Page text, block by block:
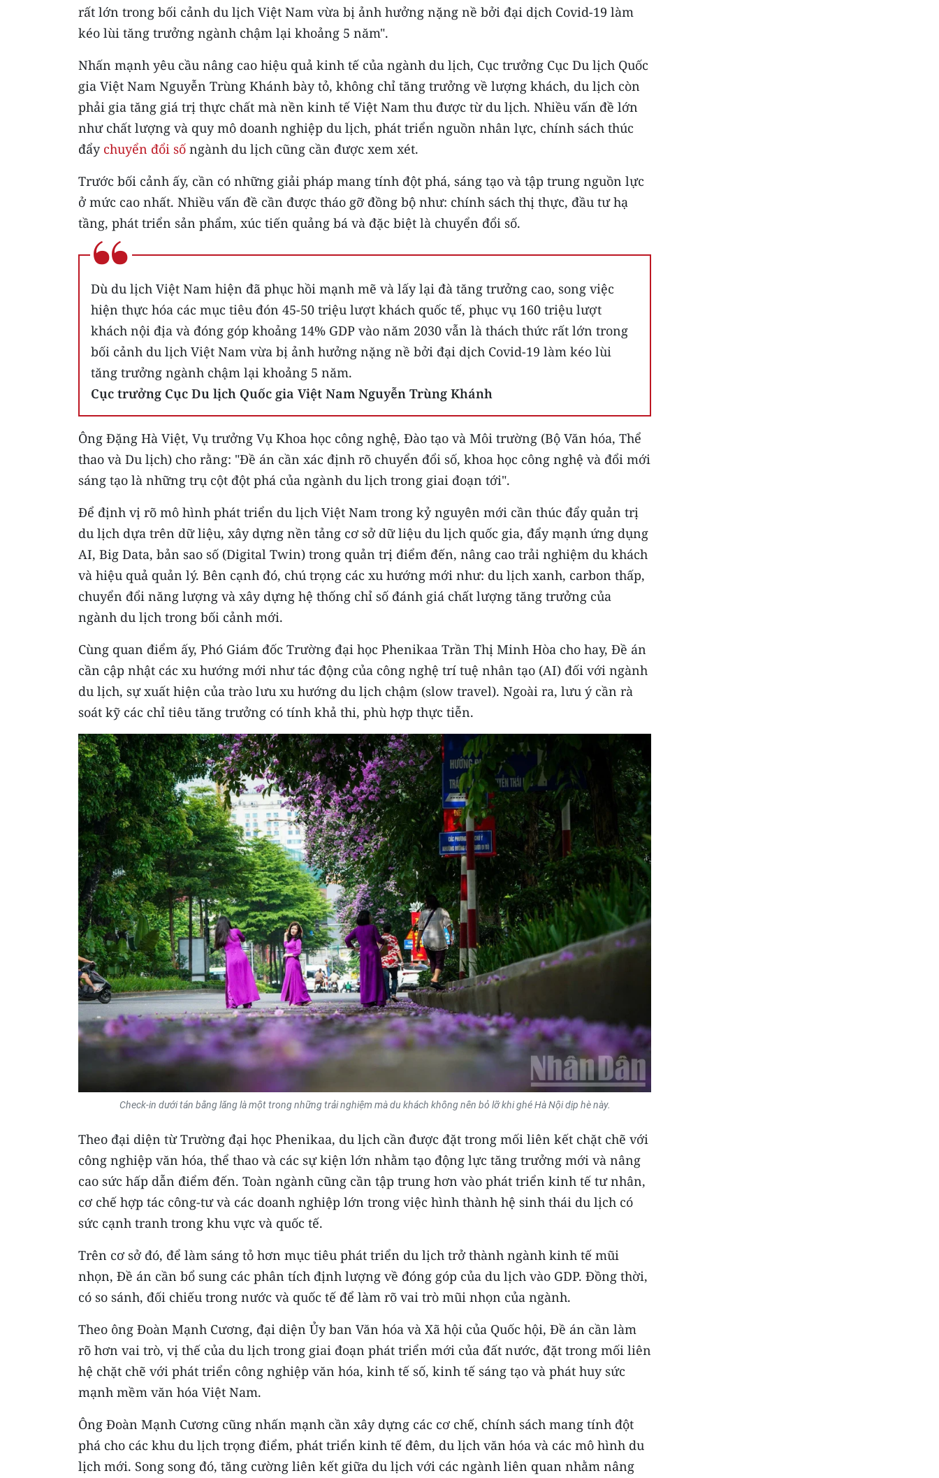
rất lớn trong bối cảnh du lịch Việt Nam vừa bị ảnh hưởng nặng nề bởi đại dịch Covid-19 làm
kéo lùi tăng trưởng ngành chậm lại khoảng 5 năm".
Nhấn mạnh yêu cầu nâng cao hiệu quả kinh tế của ngành du lịch, Cục trưởng Cục Du lịch Quốc
gia Việt Nam Nguyễn Trùng Khánh bày tỏ, không chỉ tăng trưởng về lượng khách, du lịch còn
phải gia tăng giá trị thực chất mà nền kinh tế Việt Nam thu được từ du lịch. Nhiều vấn đề lớn
như chất lượng và quy mô doanh nghiệp du lịch, phát triển nguồn nhân lực, chính sách thúc
đẩy chuyển đổi số ngành du lịch cũng cần được xem xét.
Trước bối cảnh ấy, cần có những giải pháp mang tính đột phá, sáng tạo và tập trung nguồn lực
ở mức cao nhất. Nhiều vấn đề cần được tháo gỡ đồng bộ như: chính sách thị thực, đầu tư hạ
tầng, phát triển sản phẩm, xúc tiến quảng bá và đặc biệt là chuyển đổi số.
Dù du lịch Việt Nam hiện đã phục hồi mạnh mẽ và lấy lại đà tăng trưởng cao, song việc
hiện thực hóa các mục tiêu đón 45-50 triệu lượt khách quốc tế, phục vụ 160 triệu lượt
khách nội địa và đóng góp khoảng 14% GDP vào năm 2030 vẫn là thách thức rất lớn trong
bối cảnh du lịch Việt Nam vừa bị ảnh hưởng nặng nề bởi đại dịch Covid-19 làm kéo lùi
tăng trưởng ngành chậm lại khoảng 5 năm.
Cục trưởng Cục Du lịch Quốc gia Việt Nam Nguyễn Trùng Khánh
Ông Đặng Hà Việt, Vụ trưởng Vụ Khoa học công nghệ, Đào tạo và Môi trường (Bộ Văn hóa, Thể
thao và Du lịch) cho rằng: "Đề án cần xác định rõ chuyển đổi số, khoa học công nghệ và đổi mới
sáng tạo là những trụ cột đột phá của ngành du lịch trong giai đoạn tới".
Để định vị rõ mô hình phát triển du lịch Việt Nam trong kỷ nguyên mới cần thúc đẩy quản trị
du lịch dựa trên dữ liệu, xây dựng nền tảng cơ sở dữ liệu du lịch quốc gia, đẩy mạnh ứng dụng
AI, Big Data, bản sao số (Digital Twin) trong quản trị điểm đến, nâng cao trải nghiệm du khách
và hiệu quả quản lý. Bên cạnh đó, chú trọng các xu hướng mới như: du lịch xanh, carbon thấp,
chuyển đổi năng lượng và xây dựng hệ thống chỉ số đánh giá chất lượng tăng trưởng của
ngành du lịch trong bối cảnh mới.
Cùng quan điểm ấy, Phó Giám đốc Trường đại học Phenikaa Trần Thị Minh Hòa cho hay, Đề án
cần cập nhật các xu hướng mới như tác động của công nghệ trí tuệ nhân tạo (AI) đối với ngành
du lịch, sự xuất hiện của trào lưu xu hướng du lịch chậm (slow travel). Ngoài ra, lưu ý cần rà
soát kỹ các chỉ tiêu tăng trưởng có tính khả thi, phù hợp thực tiễn.
Check-in dưới tán bằng lăng là một trong những trải nghiệm mà du khách không nên bỏ lỡ khi ghé Hà Nội dịp hè này.
Theo đại diện từ Trường đại học Phenikaa, du lịch cần được đặt trong mối liên kết chặt chẽ với
công nghiệp văn hóa, thể thao và các sự kiện lớn nhằm tạo động lực tăng trưởng mới và nâng
cao sức hấp dẫn điểm đến. Toàn ngành cũng cần tập trung hơn vào phát triển kinh tế tư nhân,
cơ chế hợp tác công-tư và các doanh nghiệp lớn trong việc hình thành hệ sinh thái du lịch có
sức cạnh tranh trong khu vực và quốc tế.
Trên cơ sở đó, để làm sáng tỏ hơn mục tiêu phát triển du lịch trở thành ngành kinh tế mũi
nhọn, Đề án cần bổ sung các phân tích định lượng về đóng góp của du lịch vào GDP. Đồng thời,
có so sánh, đối chiếu trong nước và quốc tế để làm rõ vai trò mũi nhọn của ngành.
Theo ông Đoàn Mạnh Cương, đại diện Ủy ban Văn hóa và Xã hội của Quốc hội, Đề án cần làm
rõ hơn vai trò, vị thế của du lịch trong giai đoạn phát triển mới của đất nước, đặt trong mối liên
hệ chặt chẽ với phát triển công nghiệp văn hóa, kinh tế số, kinh tế sáng tạo và phát huy sức
mạnh mềm văn hóa Việt Nam.
Ông Đoàn Mạnh Cương cũng nhấn mạnh cần xây dựng các cơ chế, chính sách mang tính đột
phá cho các khu du lịch trọng điểm, phát triển kinh tế đêm, du lịch văn hóa và các mô hình du
lịch mới. Song song đó, tăng cường liên kết giữa du lịch với các ngành liên quan nhằm nâng